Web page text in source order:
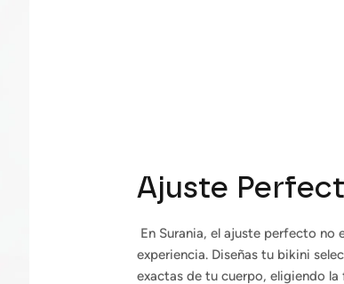
Ajuste
En Surania, el ajuste perfecto no
experiencia. Diseñas tu bikini
exactas de tu cuerpo, eligiendo